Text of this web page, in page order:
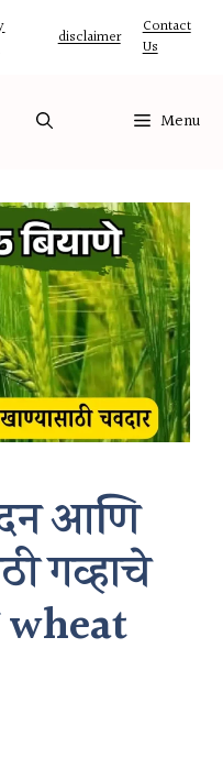
disclaimer
Contact
Us
Menu
आणि
गव्हाचे
wheat